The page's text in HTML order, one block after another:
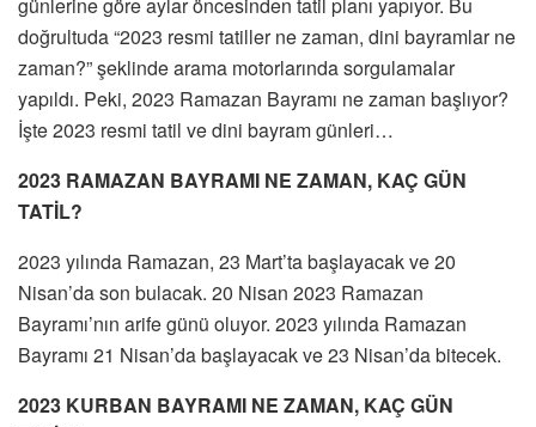
günlerine göre aylar öncesinden tatil planı yapıyor. Bu
doğrultuda “2023 resmi tatiller ne zaman, dini bayramlar ne
zaman?” şeklinde arama motorlarında sorgulamalar
yapıldı. Peki, 2023 Ramazan Bayramı ne zaman başlıyor?
İşte 2023 resmi tatil ve dini bayram günleri…
2023 RAMAZAN BAYRAMI NE ZAMAN, KAÇ GÜN
TATİL?
2023 yılında Ramazan, 23 Mart’ta başlayacak ve 20
Nisan’da son bulacak. 20 Nisan 2023 Ramazan
Bayramı’nın arife günü oluyor. 2023 yılında Ramazan
Bayramı 21 Nisan’da başlayacak ve 23 Nisan’da bitecek.
2023 KURBAN BAYRAMI NE ZAMAN, KAÇ GÜN